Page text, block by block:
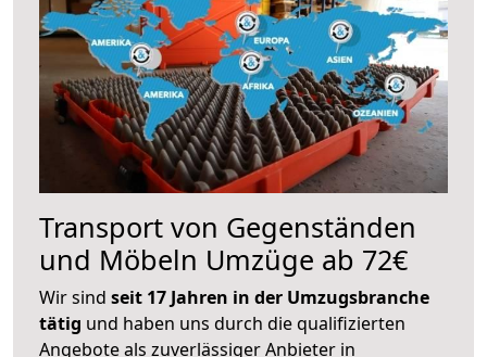
Transport von Gegenständen
und Möbeln Umzüge ab 72€
Wir sind seit 17 Jahren in der Umzugsbranche
tätig und haben uns durch die qualifizierten
Angebote als zuverlässiger Anbieter in